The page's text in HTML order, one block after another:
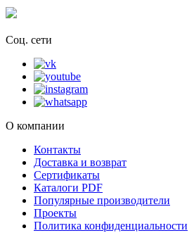
Соц. сети
О компании
Контакты
Доставка и возврат
Сертификаты
Каталоги PDF
Популярные производители
Проекты
Политика конфиденциальности